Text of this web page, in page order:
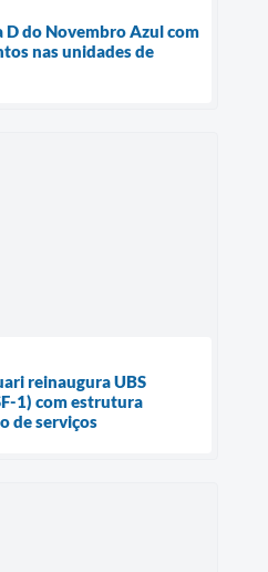
D do Novembro Azul com
nas unidades de
reinaugura UBS
1) com estrutura
de serviços